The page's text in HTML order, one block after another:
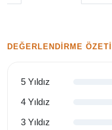
DEĞERLENDIRME ÖZETI
5 Yıldız
4 Yıldız
3 Yıldız